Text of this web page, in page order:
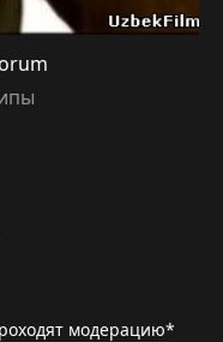
модерацию*